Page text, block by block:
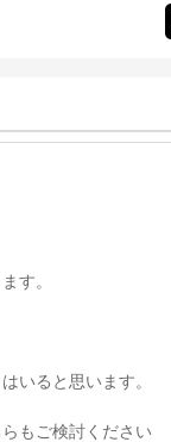
す。
いると思います。
もご検討ください